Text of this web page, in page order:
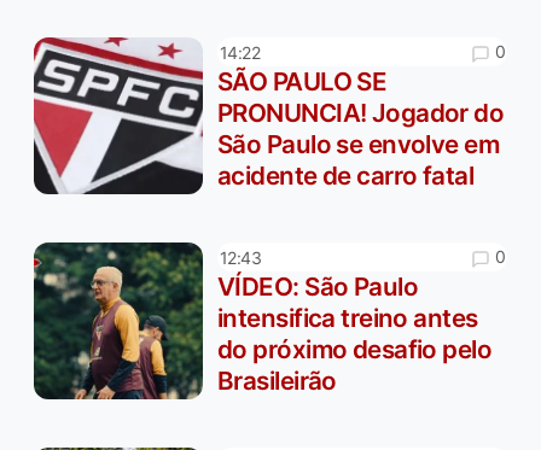
14:22 0
SÃO PAULO SE
PRONUNCIA! Jogador do
São Paulo se envolve em
acidente de carro fatal
12:43 0
VÍDEO: São Paulo
intensifica treino antes
do próximo desafio pelo
Brasileirão